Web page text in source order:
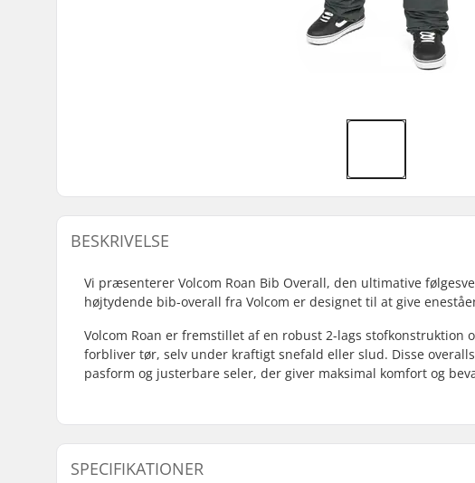
BESKRIVELSE
Vi præsenterer Volcom Roan Bib Overall, den ultimative
højtydende bib-overall fra Volcom er designet til at give
Volcom Roan er fremstillet af en robust 2-lags
forbliver tør, selv under kraftigt snefald eller slud. Disse
pasform og justerbare seler, der giver maksimal komfort og
SPECIFIKATIONER